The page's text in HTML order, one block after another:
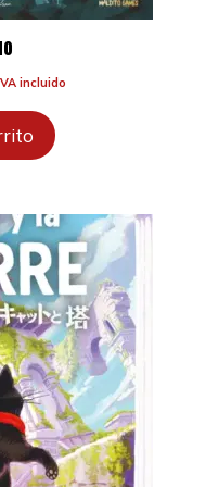
actual
incluido